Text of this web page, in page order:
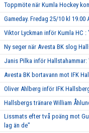
Toppmöte när Kumla Hockey
Gameday. Fredag 25/10 kl 19.00
Viktor Lyckman inför Kumla HC
Ny seger när Avesta BK slog
Janis Pilka inför
Avesta BK bortavann mot IFK
Oliver Ahlberg inför IFK
Hallsbergs tränare William
Lissmats efter två poäng mot
lag än de"